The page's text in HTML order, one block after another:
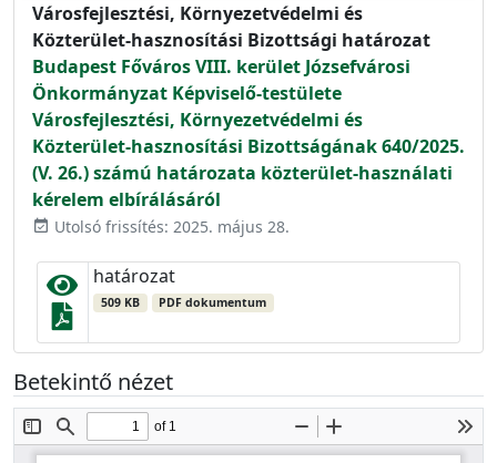
Városfejlesztési, Környezetvédelmi és
Közterület-hasznosítási Bizottsági határozat
Budapest Főváros VIII. kerület Józsefvárosi
Önkormányzat Képviselő-testülete
Városfejlesztési, Környezetvédelmi és
Közterület-hasznosítási Bizottságának 640/2025.
(V. 26.) számú határozata közterület-használati
kérelem elbírálásáról
event_available Utolsó frissítés: 2025. május 28.
határozat
509 KB PDF dokumentum
Betekintő nézet